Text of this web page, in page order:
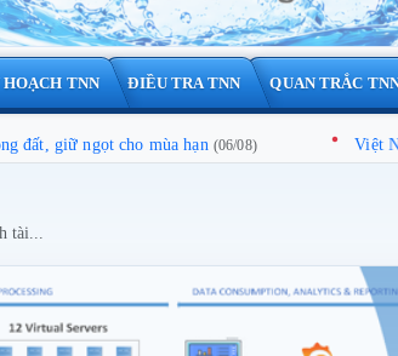
HOẠCH TNN ĐIỀU TRA TNN QUAN TRẮC
cho mùa hạn(06/08) Việt Nam - Hà Lan
tài...